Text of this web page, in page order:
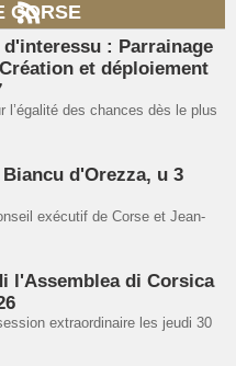
CORSE
: Parrainage
et déploiement
l’égalité des chances dès le plus
d'Orezza, u 3
exécutif de Corse et Jean-
l'Assemblea di Corsica
extraordinaire les jeudi 30